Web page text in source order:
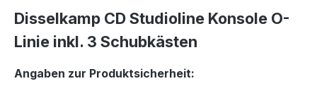
Disselkamp CD Studioline Konsole O-
Linie inkl. 3 Schubkästen
Angaben zur Produktsicherheit: